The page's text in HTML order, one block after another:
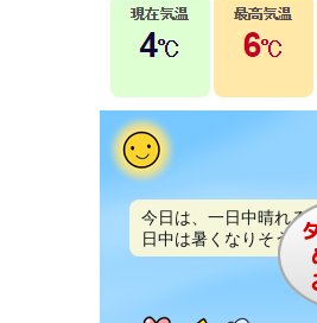
今日は、一日中晴れる
日中は暑くなりそうで